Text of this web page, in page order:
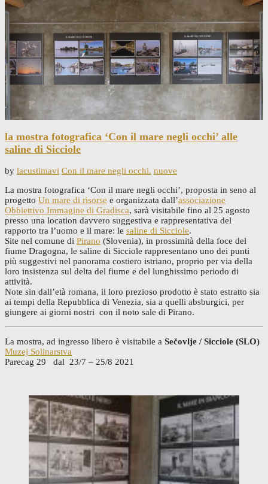
la mostra fotografica ‘Con il mare negli occhi’ alle
saline di Sicciole
by lacustimavi Con il mare negli occhi. nuove
La mostra fotografica ‘Con il mare negli occhi’, proposta in seno al
progetto Un mare di risorse e organizzata dall’associazione
Obbiettivo Immagine di Gradisca, sarà visitabile fino al 25 agosto
presso una location davvero suggestiva e rappresentativa del
rapporto tra l’uomo e il mare: le saline di Sicciole.
Site nel comune di Pirano (Slovenia), in prossimità della foce del
fiume Dragogna, le saline di Sicciole rappresentano uno dei punti
più suggestivi nel panorama costiero istriano, proprio per via della
loro insistenza sul delta del fiume e del lunghissimo periodo di
attività.
Note sin dall’età romana, il loro prezioso prodotto è stato estratto sia
ai tempi della Repubblica di Venezia, sia a quelli absburgici, per
giungere ai giorni nostri con il noto sale di Pirano.
La mostra, ad ingresso libero è visitabile a Sečovlje / Sicciole (SLO)
Muzej Solinarstva
Parecag 29 dal 23/7 – 25/8 2021